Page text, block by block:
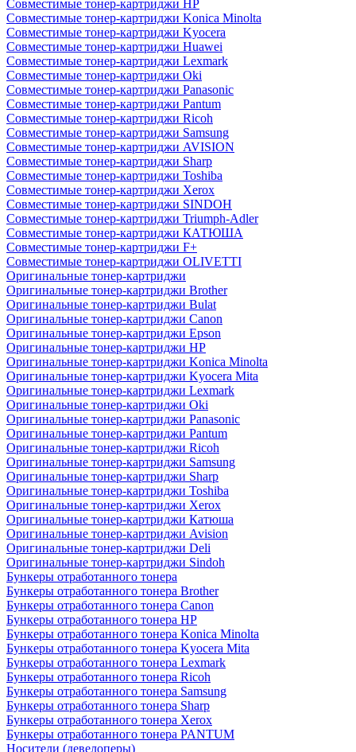
Совместимые тонер-картриджи HP
Совместимые тонер-картриджи Konica Minolta
Совместимые тонер-картриджи Kyocera
Совместимые тонер-картриджи Huawei
Совместимые тонер-картриджи Lexmark
Совместимые тонер-картриджи Oki
Совместимые тонер-картриджи Panasonic
Совместимые тонер-картриджи Pantum
Совместимые тонер-картриджи Ricoh
Совместимые тонер-картриджи Samsung
Совместимые тонер-картриджи AVISION
Совместимые тонер-картриджи Sharp
Совместимые тонер-картриджи Toshiba
Совместимые тонер-картриджи Xerox
Совместимые тонер-картриджи SINDOH
Совместимые тонер-картриджи Triumph-Adler
Совместимые тонер-картриджи КАТЮША
Совместимые тонер-картриджи F+
Совместимые тонер-картриджи OLIVETTI
Оригинальные тонер-картриджи
Оригинальные тонер-картриджи Brother
Оригинальные тонер-картриджи Bulat
Оригинальные тонер-картриджи Canon
Оригинальные тонер-картриджи Epson
Оригинальные тонер-картриджи HP
Оригинальные тонер-картриджи Konica Minolta
Оригинальные тонер-картриджи Kyocera Mita
Оригинальные тонер-картриджи Lexmark
Оригинальные тонер-картриджи Oki
Оригинальные тонер-картриджи Panasonic
Оригинальные тонер-картриджи Pantum
Оригинальные тонер-картриджи Ricoh
Оригинальные тонер-картриджи Samsung
Оригинальные тонер-картриджи Sharp
Оригинальные тонер-картриджи Toshiba
Оригинальные тонер-картриджи Xerox
Оригинальные тонер-картриджи Катюша
Оригинальные тонер-картриджи Avision
Оригинальные тонер-картриджи Deli
Оригинальные тонер-картриджи Sindoh
Бункеры отработанного тонера
Бункеры отработанного тонера Brother
Бункеры отработанного тонера Canon
Бункеры отработанного тонера HP
Бункеры отработанного тонера Konica Minolta
Бункеры отработанного тонера Kyocera Mita
Бункеры отработанного тонера Lexmark
Бункеры отработанного тонера Ricoh
Бункеры отработанного тонера Samsung
Бункеры отработанного тонера Sharp
Бункеры отработанного тонера Xerox
Бункеры отработанного тонера PANTUM
Носители (девелоперы)